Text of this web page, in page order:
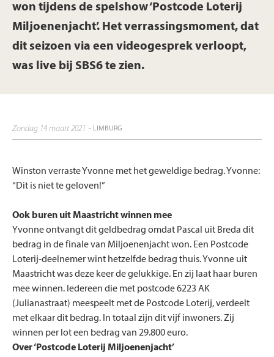
won tijdens de spelshow ‘Postcode Loterij
Miljoenenjacht’. Het verrassingsmoment, dat
dit seizoen via een videogesprek verloopt,
was live bij SBS6 te zien.
zondag 14 maart 2021 - LIMBURG
Winston verraste Yvonne met het geweldige bedrag. Yvonne:
“Dit is niet te geloven!”
Ook buren uit Maastricht winnen mee
Yvonne ontvangt dit geldbedrag omdat Pascal uit Breda dit
bedrag in de finale van Miljoenenjacht won. Een Postcode
Loterij-deelnemer wint hetzelfde bedrag thuis. Yvonne uit
Maastricht was deze keer de gelukkige. En zij laat haar buren
mee winnen. Iedereen die met postcode 6223 AK
(Julianastraat) meespeelt met de Postcode Loterij, verdeelt
met elkaar dit bedrag. In totaal zijn dit vijf inwoners. Zij
winnen per lot een bedrag van 29.800 euro.
Over ‘Postcode Loterij Miljoenenjacht’